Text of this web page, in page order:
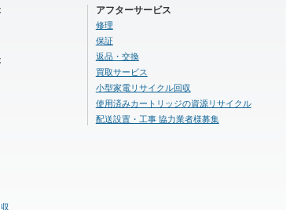
アフターサービス
修理
保証
返品・交換
買取サービス
小型家電リサイクル回収
使用済みカートリッジの資源リサイクル
配送設置・工事 協力業者様募集